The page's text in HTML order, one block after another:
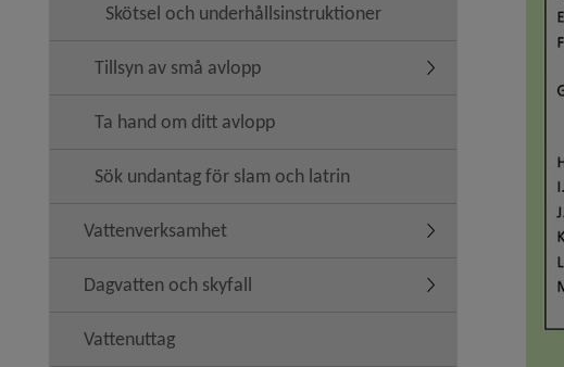
Skötsel och underhållsinstruktioner
Tillsyn av små avlopp Undermeny för
Ta hand om ditt avlopp
Sök undantag för slam och latrin
Vattenverksamhet Undermeny för
Dagvatten och skyfall Undermeny för
Vattenuttag